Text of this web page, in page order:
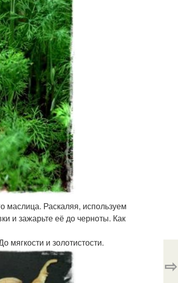
маслица. Раскаляя, используем
и зажарьте её до черноты. Как
мягкости и золотистости.
⇨